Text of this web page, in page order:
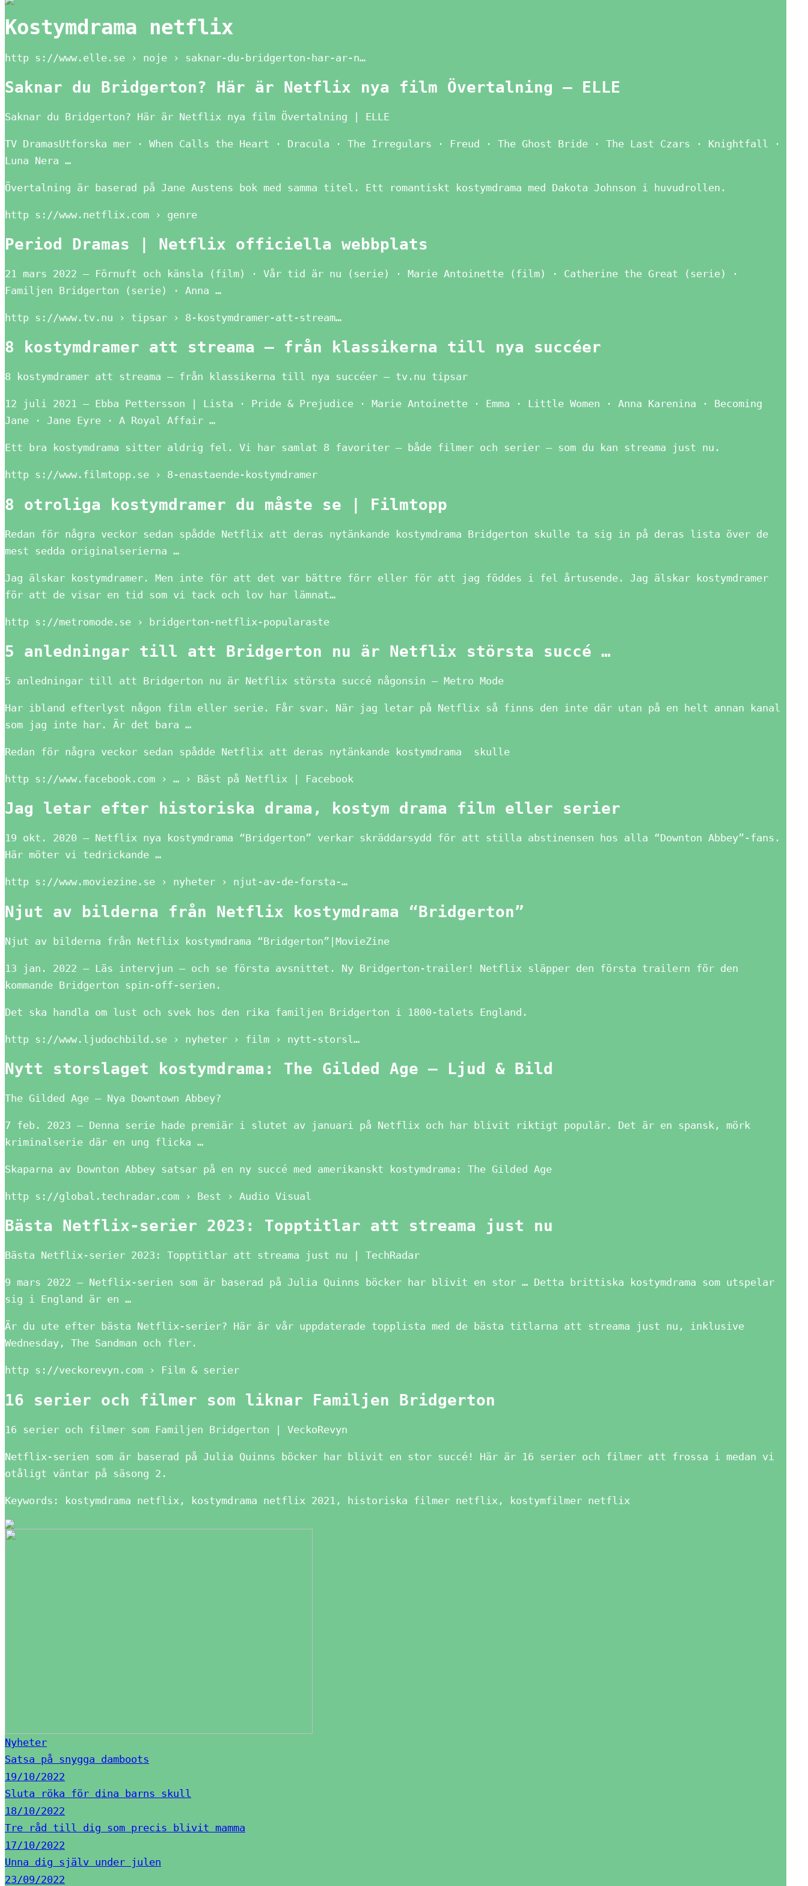
Kostymdrama netflix
http s://www.elle.se › noje › saknar-du-bridgerton-har-ar-n…
Saknar du Bridgerton? Här är Netflix nya film Övertalning – ELLE
Saknar du Bridgerton? Här är Netflix nya film Övertalning | ELLE
TV DramasUtforska mer · When Calls the Heart · Dracula · The Irregulars · Freud · The Ghost Bride · The Last Czars · Knightfall ·
Luna Nera …
Övertalning är baserad på Jane Austens bok med samma titel. Ett romantiskt kostymdrama med Dakota Johnson i huvudrollen.
http s://www.netflix.com › genre
Period Dramas | Netflix officiella webbplats
21 mars 2022 — Förnuft och känsla (film) · Vår tid är nu (serie) · Marie Antoinette (film) · Catherine the Great (serie) ·
Familjen Bridgerton (serie) · Anna …
http s://www.tv.nu › tipsar › 8-kostymdramer-att-stream…
8 kostymdramer att streama – från klassikerna till nya succéer
8 kostymdramer att streama – från klassikerna till nya succéer – tv.nu tipsar
12 juli 2021 — Ebba Pettersson | Lista · Pride & Prejudice · Marie Antoinette · Emma · Little Women · Anna Karenina · Becoming
Jane · Jane Eyre · A Royal Affair …
Ett bra kostymdrama sitter aldrig fel. Vi har samlat 8 favoriter – både filmer och serier – som du kan streama just nu.
http s://www.filmtopp.se › 8-enastaende-kostymdramer
8 otroliga kostymdramer du måste se | Filmtopp
Redan för några veckor sedan spådde Netflix att deras nytänkande kostymdrama Bridgerton skulle ta sig in på deras lista över de
mest sedda originalserierna …
Jag älskar kostymdramer. Men inte för att det var bättre förr eller för att jag föddes i fel årtusende. Jag älskar kostymdramer
för att de visar en tid som vi tack och lov har lämnat…
http s://metromode.se › bridgerton-netflix-popularaste
5 anledningar till att Bridgerton nu är Netflix största succé …
5 anledningar till att Bridgerton nu är Netflix största succé någonsin – Metro Mode
Har ibland efterlyst någon film eller serie. Får svar. När jag letar på Netflix så finns den inte där utan på en helt annan kanal
som jag inte har. Är det bara …
Redan för några veckor sedan spådde Netflix att deras nytänkande kostymdrama skulle
http s://www.facebook.com › … › Bäst på Netflix | Facebook
Jag letar efter historiska drama, kostym drama film eller serier
19 okt. 2020 — Netflix nya kostymdrama “Bridgerton” verkar skräddarsydd för att stilla abstinensen hos alla “Downton Abbey”-fans.
Här möter vi tedrickande …
http s://www.moviezine.se › nyheter › njut-av-de-forsta-…
Njut av bilderna från Netflix kostymdrama “Bridgerton”
Njut av bilderna från Netflix kostymdrama “Bridgerton”|MovieZine
13 jan. 2022 — Läs intervjun – och se första avsnittet. Ny Bridgerton-trailer! Netflix släpper den första trailern för den
kommande Bridgerton spin-off-serien.
Det ska handla om lust och svek hos den rika familjen Bridgerton i 1800-talets England.
http s://www.ljudochbild.se › nyheter › film › nytt-storsl…
Nytt storslaget kostymdrama: The Gilded Age – Ljud & Bild
The Gilded Age – Nya Downtown Abbey?
7 feb. 2023 — Denna serie hade premiär i slutet av januari på Netflix och har blivit riktigt populär. Det är en spansk, mörk
kriminalserie där en ung flicka …
Skaparna av Downton Abbey satsar på en ny succé med amerikanskt kostymdrama: The Gilded Age
http s://global.techradar.com › Best › Audio Visual
Bästa Netflix-serier 2023: Topptitlar att streama just nu
Bästa Netflix-serier 2023: Topptitlar att streama just nu | TechRadar
9 mars 2022 — Netflix-serien som är baserad på Julia Quinns böcker har blivit en stor … Detta brittiska kostymdrama som utspelar
sig i England är en …
Är du ute efter bästa Netflix-serier? Här är vår uppdaterade topplista med de bästa titlarna att streama just nu, inklusive
Wednesday, The Sandman och fler.
http s://veckorevyn.com › Film & serier
16 serier och filmer som liknar Familjen Bridgerton
16 serier och filmer som Familjen Bridgerton | VeckoRevyn
Netflix-serien som är baserad på Julia Quinns böcker har blivit en stor succé! Här är 16 serier och filmer att frossa i medan vi
otåligt väntar på säsong 2.
Keywords: kostymdrama netflix, kostymdrama netflix 2021, historiska filmer netflix, kostymfilmer netflix
Nyheter
Satsa på snygga damboots
19/10/2022
Sluta röka för dina barns skull
18/10/2022
Tre råd till dig som precis blivit mamma
17/10/2022
Unna dig själv under julen
23/09/2022